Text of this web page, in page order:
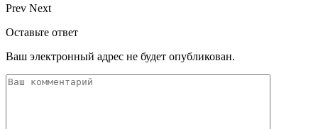
Prev Next
Оставьте ответ
Ваш электронный адрес не будет опубликован.